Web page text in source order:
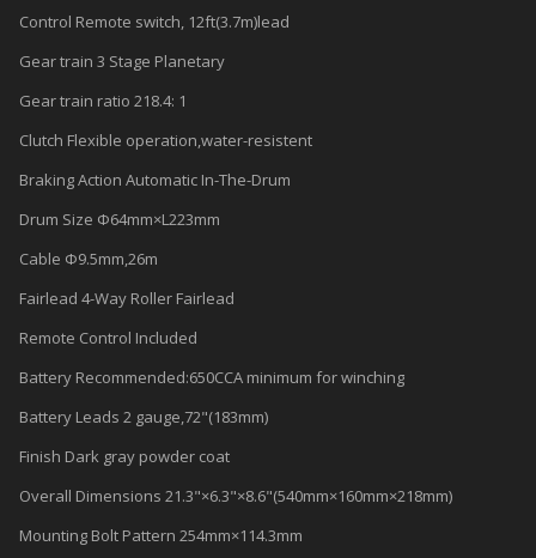
Control Remote switch, 12ft(3.7m)lead
Gear train 3 Stage Planetary
Gear train ratio 218.4: 1
Clutch Flexible operation,water-resistent
Braking Action Automatic In-The-Drum
Drum Size Φ64mm×L223mm
Cable Φ9.5mm,26m
Fairlead 4-Way Roller Fairlead
Remote Control Included
Battery Recommended:650CCA minimum for winching
Battery Leads 2 gauge,72"(183mm)
Finish Dark gray powder coat
Overall Dimensions 21.3"×6.3"×8.6"(540mm×160mm×218mm)
Mounting Bolt Pattern 254mm×114.3mm